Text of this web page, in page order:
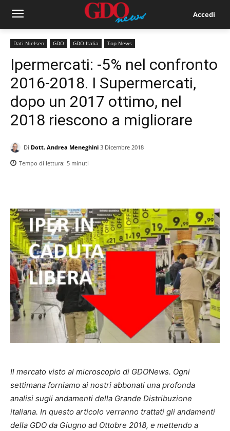
Accedi
Dati Nielsen GDO GDO Italia Top News
Ipermercati: -5% nel confronto
2016-2018. I Supermercati,
dopo un 2017 ottimo, nel
2018 riescono a migliorare
Di Dott. Andrea Meneghini 3 Dicembre 2018
Tempo di lettura: 5 minuti
Il mercato visto al microscopio di GDONews. Ogni
settimana forniamo ai nostri abbonati una profonda
analisi sugli andamenti della Grande Distribuzione
italiana. In questo articolo verranno trattati gli andamenti
della GDO da Giugno ad Ottobre 2018, e mettendo a